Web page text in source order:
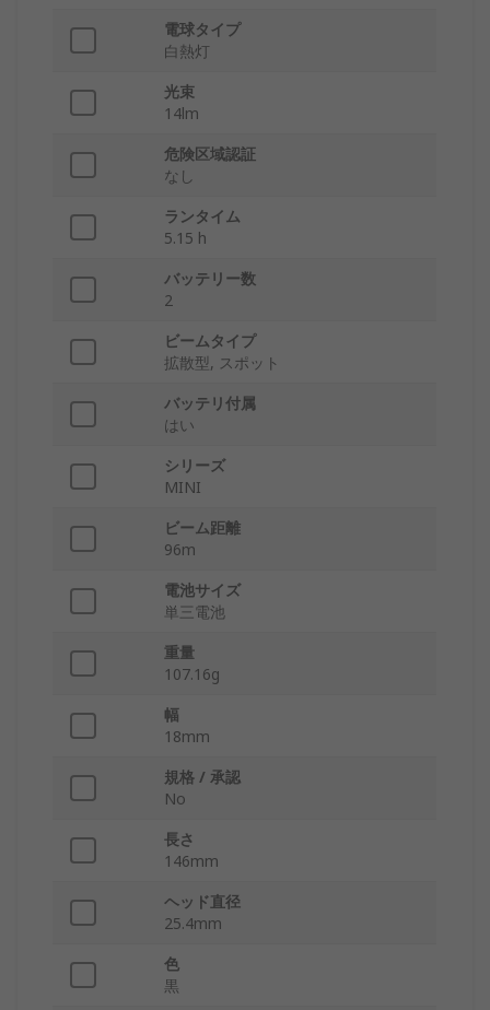
電球タイプ
白熱灯
光束
14lm
危険区域認証
なし
ランタイム
5.15 h
バッテリー数
2
ビームタイプ
拡散型, スポット
バッテリ付属
はい
シリーズ
MINI
ビーム距離
96m
電池サイズ
単三電池
重量
107.16g
幅
18mm
規格 / 承認
No
長さ
146mm
ヘッド直径
25.4mm
色
黒